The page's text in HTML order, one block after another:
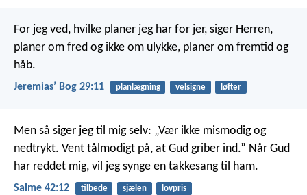
For jeg ved, hvilke planer jeg har for jer, siger Herren,
planer om fred og ikke om ulykke, planer om fremtid og
håb.
Jeremiasʼ Bog 29:11 planlægning velsigne løfter
Men så siger jeg til mig selv: „Vær ikke mismodig og
nedtrykt. Vent tålmodigt på, at Gud griber ind.” Når Gud
har reddet mig, vil jeg synge en takkesang til ham.
Salme 42:12 tilbede sjælen lovpris